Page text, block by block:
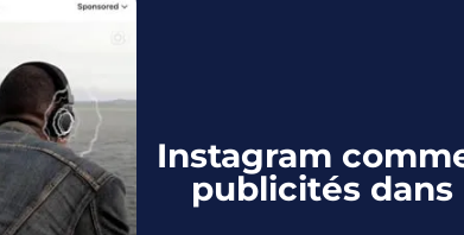
Instagram
publicités dans